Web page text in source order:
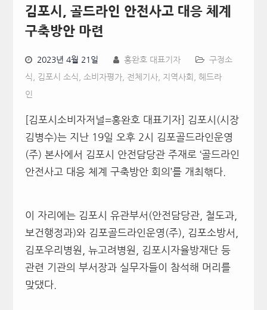
김포시, 골드라인 안전사고 대응 체계
구축방안 마련
2023년 4월 21일 홍완호 대표기자 구정소
식 김포시 소식 소비자평가, 전체기사, 지역사회 헤드라
인
[김포시소비자저널=홍완호 대표기자] 김포시(시장
김병수)는 지난 19일 오후 2시 김포골드라인운영
(주) 본사에서 김포시 안전담당관 주재로 ‘골드라인
안전사고 대응 체계 구축방안 회의’를 개최핶다.
이 자리에는 김포시 유관부서(안전담당관, 철도과,
보건행정과)와 김포골드라인운영(주), 김포소방서,
김포우리병원, 뉴고려병원, 김포시자율방재단 등
관련 기관의 부서장과 실무자들이 참석해 머리를
맞댔다.